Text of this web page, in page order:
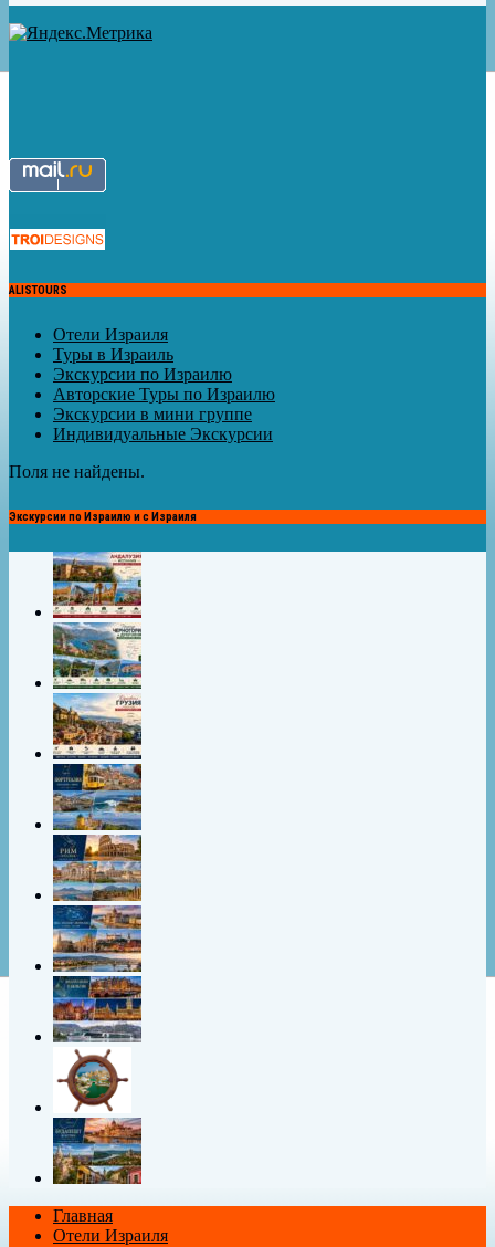
ALISTOURS
Отели Израиля
Туры в Израиль
Экскурсии по Израилю
Авторские Туры по Израилю
Экскурсии в мини группе
Индивидуальные Экскурсии
Поля не найдены.
Экскурсии по Израилю и с Израиля
Главная
Отели Израиля